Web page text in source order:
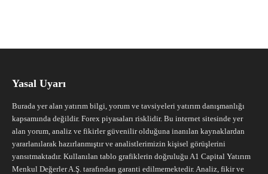
Yasal Uyarı
Burada yer alan yatırım bilgi, yorum ve tavsiyeleri yatırım danışmanlığı
kapsamında değildir. Forex piyasaları risklidir. Bu internet sitesinde yer
alan yorum, analiz ve fikirler güvenilir olduğuna inanılan kaynaklardan
yararlanılarak hazırlanmıştır ve analistlerimizin kişisel görüşlerini
yansıtmaktadır. Kullanılan tablo grafiklerin doğruluğu A1 Capital Yatırım
Menkul Değerler A.Ş. tarafından garanti edilmemektedir. Analiz, fikir ve